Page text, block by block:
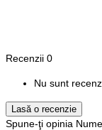
Recenzii 0
Nu sunt
Lasă o recenzie
Spune-ţi opinia